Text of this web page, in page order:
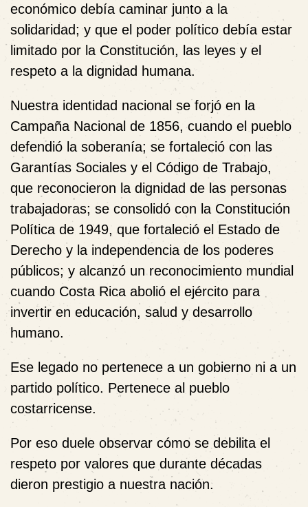
económico debía caminar junto a la
solidaridad; y que el poder político debía estar
limitado por la Constitución, las leyes y el
respeto a la dignidad humana.
Nuestra identidad nacional se forjó en la
Campaña Nacional de 1856, cuando el pueblo
defendió la soberanía; se fortaleció con las
Garantías Sociales y el Código de Trabajo,
que reconocieron la dignidad de las personas
trabajadoras; se consolidó con la Constitución
Política de 1949, que fortaleció el Estado de
Derecho y la independencia de los poderes
públicos; y alcanzó un reconocimiento mundial
cuando Costa Rica abolió el ejército para
invertir en educación, salud y desarrollo
humano.
Ese legado no pertenece a un gobierno ni a un
partido político. Pertenece al pueblo
costarricense.
Por eso duele observar cómo se debilita el
respeto por valores que durante décadas
dieron prestigio a nuestra nación.